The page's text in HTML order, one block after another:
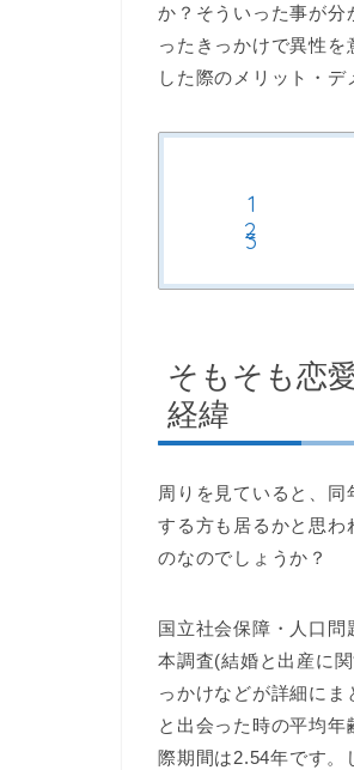
か？そういった事が分
ったきっかけで異性
した際のメリット・デ
そもそも恋
経緯
周りを見ていると、
する方も居るかと思わ
のなのでしょうか？
国立社会保障・人口
本調査(結婚と出産に
っかけなどが詳細に
と出会った時の平均
際期間は2.54年です